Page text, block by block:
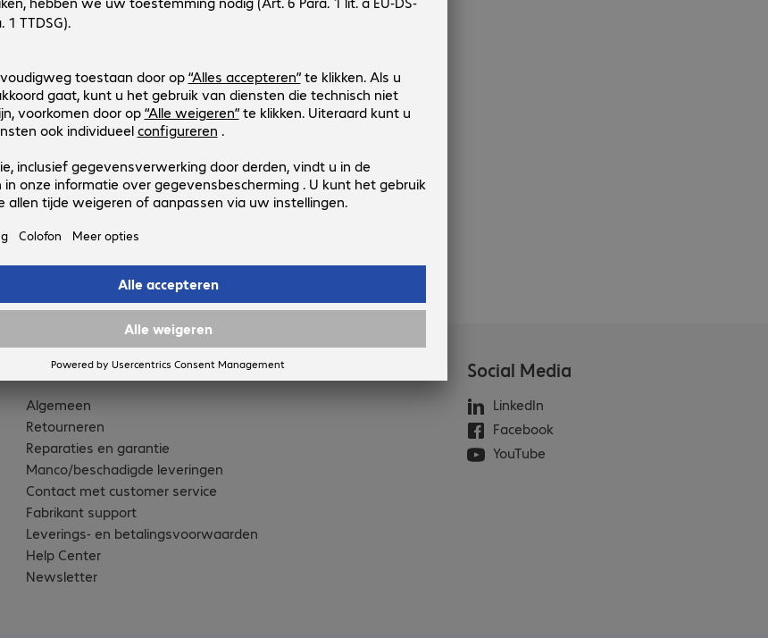
Customer Service
Algemeen
Retourneren
Reparaties en garantie
Manco/beschadigde leveringen
Contact met customer service
Fabrikant support
Leverings- en betalingsvoorwaarden
Help Center
Newsletter
Social Media
LinkedIn
Facebook
YouTube